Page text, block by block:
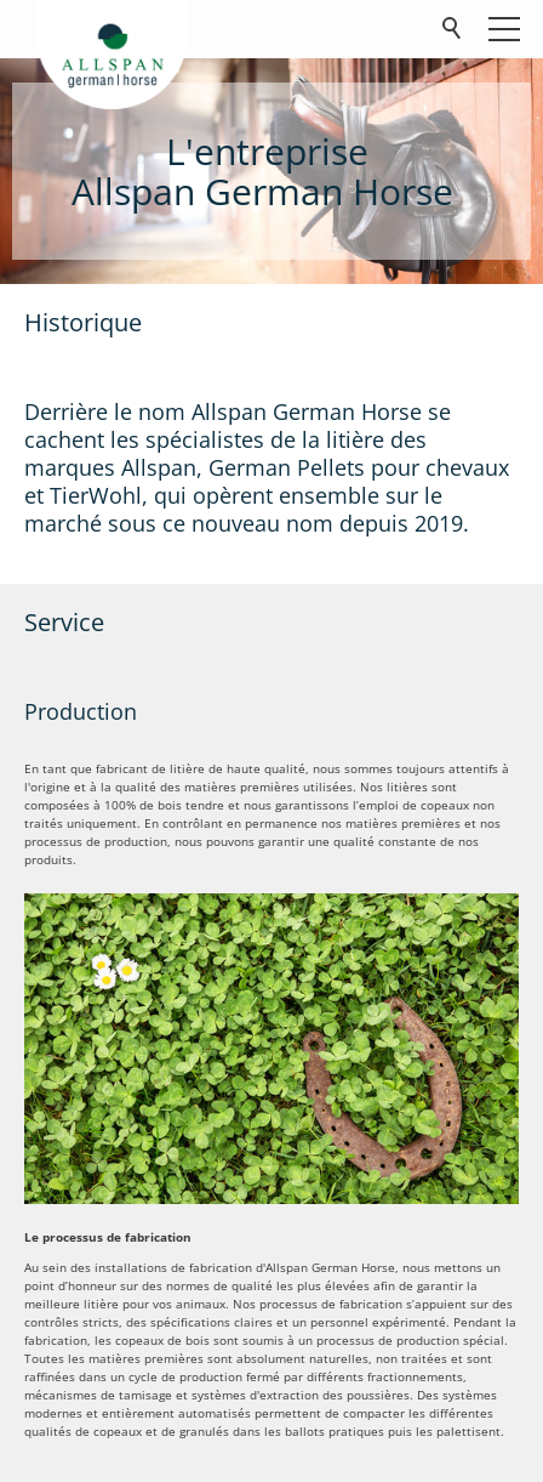
Produits
Société
Contact
L'entreprise
Allspan German Horse
Historique
Derrière le nom Allspan German Horse se
cachent les spécialistes de la litière des
marques Allspan, German Pellets pour chevaux
et TierWohl, qui opèrent ensemble sur le
marché sous ce nouveau nom depuis 2019.
Service
Production
En tant que fabricant de litière de haute qualité, nous sommes toujours attentifs à
l'origine et à la qualité des matières premières utilisées. Nos litières sont
composées à 100% de bois tendre et nous garantissons l’emploi de copeaux non
traités uniquement. En contrôlant en permanence nos matières premières et nos
processus de production, nous pouvons garantir une qualité constante de nos
produits.
Le processus de fabrication
Au sein des installations de fabrication d'Allspan German Horse, nous mettons un
point d’honneur sur des normes de qualité les plus élevées afin de garantir la
meilleure litière pour vos animaux. Nos processus de fabrication s’appuient sur des
contrôles stricts, des spécifications claires et un personnel expérimenté. Pendant la
fabrication, les copeaux de bois sont soumis à un processus de production spécial.
Toutes les matières premières sont absolument naturelles, non traitées et sont
raffinées dans un cycle de production fermé par différents fractionnements,
mécanismes de tamisage et systèmes d'extraction des poussières. Des systèmes
modernes et entièrement automatisés permettent de compacter les différentes
qualités de copeaux et de granulés dans les ballots pratiques puis les palettisent.